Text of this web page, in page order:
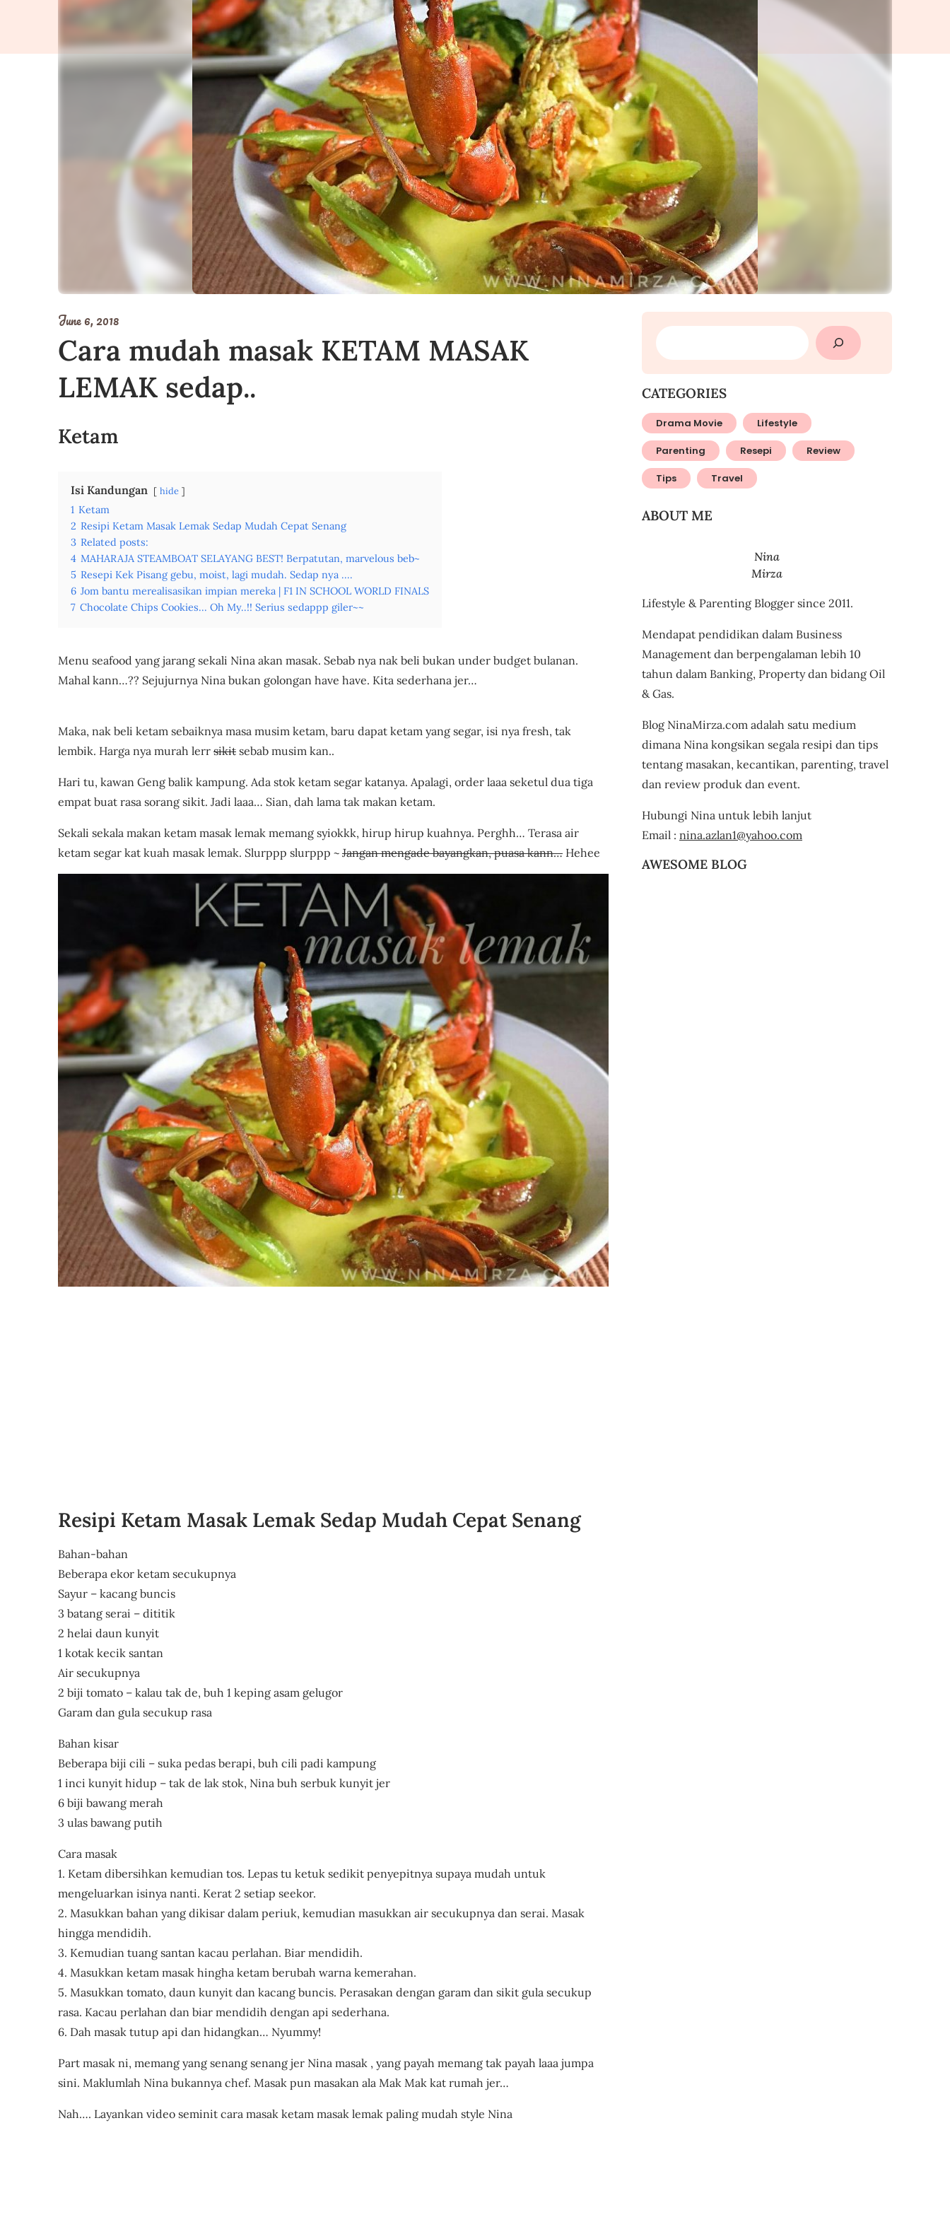
June 6, 2018
Cara mudah masak KETAM MASAK
LEMAK sedap..
Ketam
Isi Kandungan hide
1 Ketam
2 Resipi Ketam Masak Lemak Sedap Mudah Cepat Senang
3 Related posts:
4 MAHARAJA STEAMBOAT SELAYANG BEST! Berpatutan, marvelous beb~
5 Resepi Kek Pisang gebu, moist, lagi mudah. Sedap nya ....
6 Jom bantu merealisasikan impian mereka | F1 IN SCHOOL WORLD FINALS
7 Chocolate Chips Cookies... Oh My..!! Serius sedappp giler~~
Menu seafood yang jarang sekali Nina akan masak. Sebab nya nak beli bukan under budget bulanan.
Mahal kann…?? Sejujurnya Nina bukan golongan have have. Kita sederhana jer…
Maka, nak beli ketam sebaiknya masa musim ketam, baru dapat ketam yang segar, isi nya fresh, tak
lembik. Harga nya murah lerr sikit sebab musim kan..
Hari tu, kawan Geng balik kampung. Ada stok ketam segar katanya. Apalagi, order laaa seketul dua tiga
empat buat rasa sorang sikit. Jadi laaa… Sian, dah lama tak makan ketam.
Sekali sekala makan ketam masak lemak memang syiokkk, hirup hirup kuahnya. Perghh… Terasa air
ketam segar kat kuah masak lemak. Slurppp slurppp ~ Jangan mengade bayangkan, puasa kann… Hehee
Resipi Ketam Masak Lemak Sedap Mudah Cepat Senang
Bahan-bahan
Beberapa ekor ketam secukupnya
Sayur – kacang buncis
3 batang serai – dititik
2 helai daun kunyit
1 kotak kecik santan
Air secukupnya
2 biji tomato – kalau tak de, buh 1 keping asam gelugor
Garam dan gula secukup rasa
Bahan kisar
Beberapa biji cili – suka pedas berapi, buh cili padi kampung
1 inci kunyit hidup – tak de lak stok, Nina buh serbuk kunyit jer
6 biji bawang merah
3 ulas bawang putih
Cara masak
1. Ketam dibersihkan kemudian tos. Lepas tu ketuk sedikit penyepitnya supaya mudah untuk
mengeluarkan isinya nanti. Kerat 2 setiap seekor.
2. Masukkan bahan yang dikisar dalam periuk, kemudian masukkan air secukupnya dan serai. Masak
hingga mendidih.
3. Kemudian tuang santan kacau perlahan. Biar mendidih.
4. Masukkan ketam masak hingha ketam berubah warna kemerahan.
5. Masukkan tomato, daun kunyit dan kacang buncis. Perasakan dengan garam dan sikit gula secukup
rasa. Kacau perlahan dan biar mendidih dengan api sederhana.
6. Dah masak tutup api dan hidangkan… Nyummy!
Part masak ni, memang yang senang senang jer Nina masak , yang payah memang tak payah laaa jumpa
sini. Maklumlah Nina bukannya chef. Masak pun masakan ala Mak Mak kat rumah jer…
Nah…. Layankan video seminit cara masak ketam masak lemak paling mudah style Nina
SEARCH
CATEGORIES
Drama Movie Lifestyle
Parenting Resepi Review
Tips Travel
ABOUT ME
Nina
Mirza
Lifestyle & Parenting Blogger since 2011.
Mendapat pendidikan dalam Business
Management dan berpengalaman lebih 10
tahun dalam Banking, Property dan bidang Oil
& Gas.
Blog NinaMirza.com adalah satu medium
dimana Nina kongsikan segala resipi dan tips
tentang masakan, kecantikan, parenting, travel
dan review produk dan event.
Hubungi Nina untuk lebih lanjut
Email : nina.azlan1@yahoo.com
AWESOME BLOG